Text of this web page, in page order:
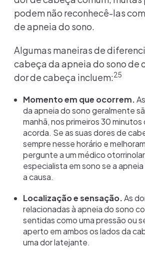
podem não reconhecê-las
de apneia do sono.
Algumas maneiras de
cabeça da apneia do sono de
dor de cabeça incluem:25
Momento em que ocorrem.
da apneia do sono geralmente
manhã, nos primeiros 30
acorda. Se as suas dores de
sempre nesse horário e
pergunte a um médico
especialista em sono se a
a causa.
Localização e sensação.As
relacionadas à apneia do sono
sentidas como uma pressão ou
aperto em ambos os lados da
uma dor latejante.